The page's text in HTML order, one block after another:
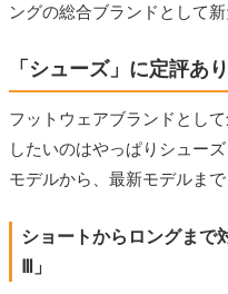
ングの総合ブランドとして
「シューズ」に定評あ
フットウェアブランドとし
したいのはやっぱりシュー
モデルから、最新モデルまで
ショートからロングまで
Ⅲ」